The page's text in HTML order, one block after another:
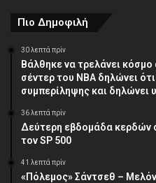
Πιο Δημοφιλή
30 λεπτά πρίν
Βάλθηκε να τρελάνει
σέντερ του NBA δηλώνει
συμπερίληψης και δηλώνει
36 λεπτά πρίν
Δεύτερη εβδομάδα κερδών
τον SP 500
41 λεπτά πρίν
«Πόλεμος» Σάντσεθ –